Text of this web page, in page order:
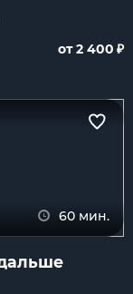
от 2 400 ₽
60 мин.